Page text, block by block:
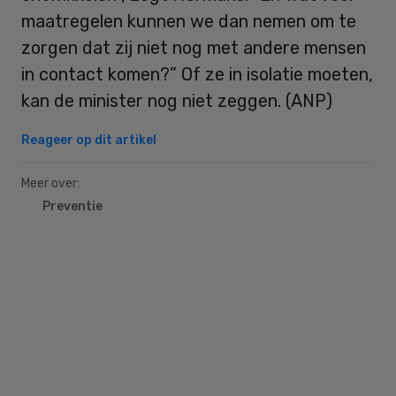
maatregelen kunnen we dan nemen om te
zorgen dat zij niet nog met andere mensen
in contact komen?” Of ze in isolatie moeten,
kan de minister nog niet zeggen. (ANP)
Reageer op dit artikel
Meer over:
Preventie